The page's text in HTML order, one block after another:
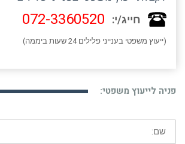
חייג/י: 072-3360520
(ייעוץ משפטי בענייני פלילים 24 שעות ביממה)
פניה לייעוץ משפטי:
שם: